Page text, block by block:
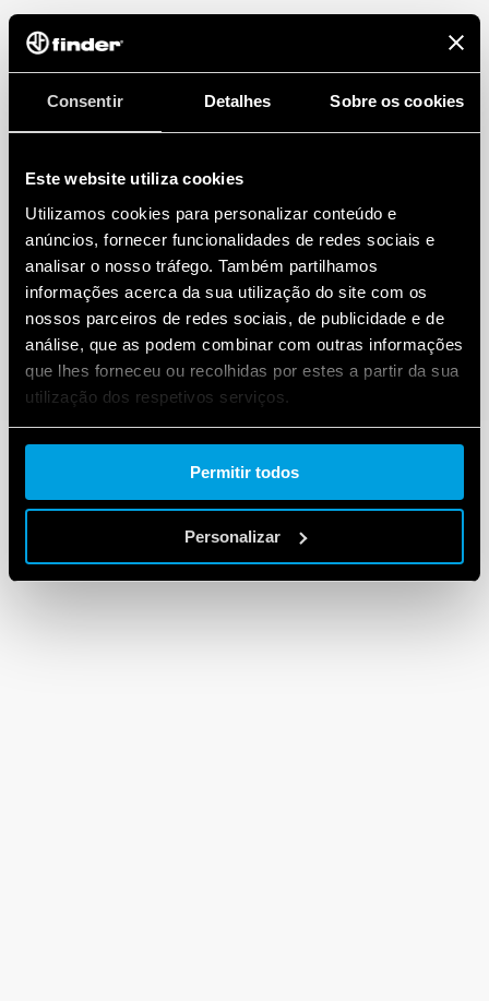
Consentir Detalhes Sobre os cookies
Este website utiliza cookies
Utilizamos cookies para personalizar conteúdo e
anúncios, fornecer funcionalidades de redes sociais e
analisar o nosso tráfego. Também partilhamos
informações acerca da sua utilização do site com os
nossos parceiros de redes sociais, de publicidade e de
análise, que as podem combinar com outras informações
que lhes forneceu ou recolhidas por estes a partir da sua
utilização dos respetivos serviços.
Cookie policy.
Permitir todos
Personalizar